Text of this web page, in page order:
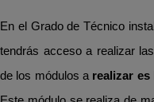
En el Grado de Técnico
tendrás acceso a realizar
de los módulos a realizar es